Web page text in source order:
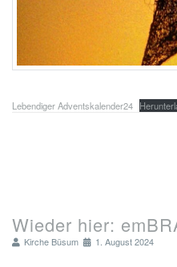
Lebendiger Adventskalender24
Wieder hier:
Kirche Büsum 1. August 2024